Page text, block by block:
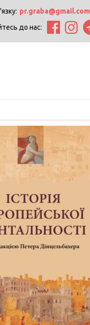
pr.graba@gmail.com
до нас: